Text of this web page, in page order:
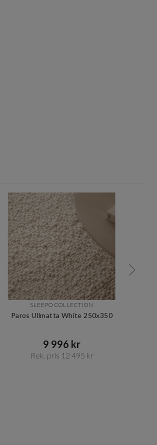
SLEEPO COLLECTION
Paros Ullmatta White 250x350
9 996 kr​​
Rek. pris 12 495 kr​​